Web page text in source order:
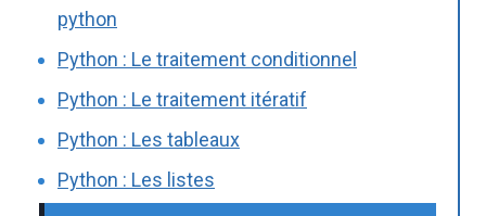
python
Python : Le traitement conditionnel
Python : Le traitement itératif
Python : Les tableaux
Python : Les listes